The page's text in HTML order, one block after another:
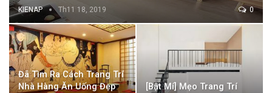
KIENAP Th11 18, 2019 0
Đã Tìm Ra Cách Trang Trí
Nhà Hàng Ăn Uống Đẹp
[Bật Mí] Mẹo Trang Trí